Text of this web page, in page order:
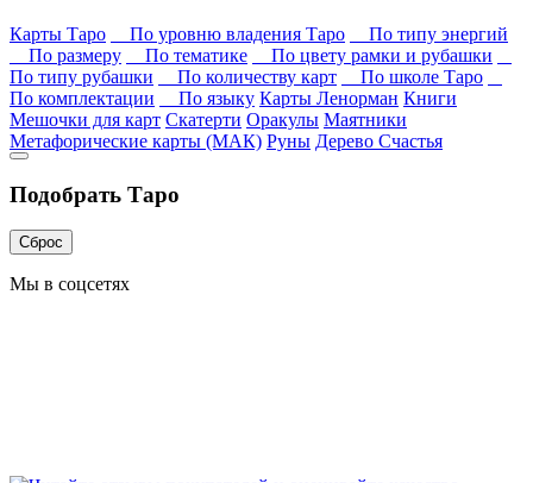
Карты Таро
По уровню владения Таро
По типу энергий
По размеру
По тематике
По цвету рамки и рубашки
По типу рубашки
По количеству карт
По школе Таро
По комплектации
По языку Карты Ленорман Книги
Мешочки для карт Скатерти Оракулы Маятники
Метафорические карты (МАК) Руны Дерево Счастья
Подобрать Таро
Сброс
Мы в соцсетях